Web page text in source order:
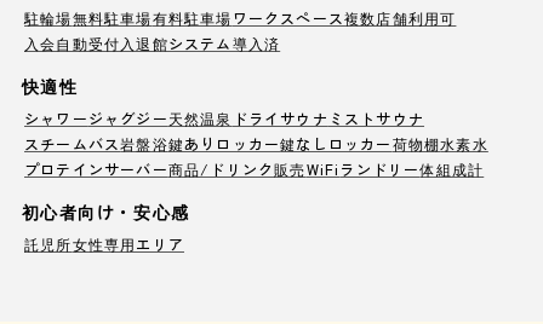
駐輪場無料駐車場有料駐車場ワークスペース複数店舗利用可
入会自動受付 入退館システム導入済
快適性
シャワージャグジー天然温泉 ドライサウナ ミストサウナ
スチームバス岩盤浴鍵ありロッカー鍵なしロッカー荷物棚水素水
プロテインサーバー商品/ドリンク販売WiFi ランドリー体組成計
初心者向け・安心感
託児所女性専用エリア